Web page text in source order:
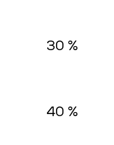
30 %
40 %